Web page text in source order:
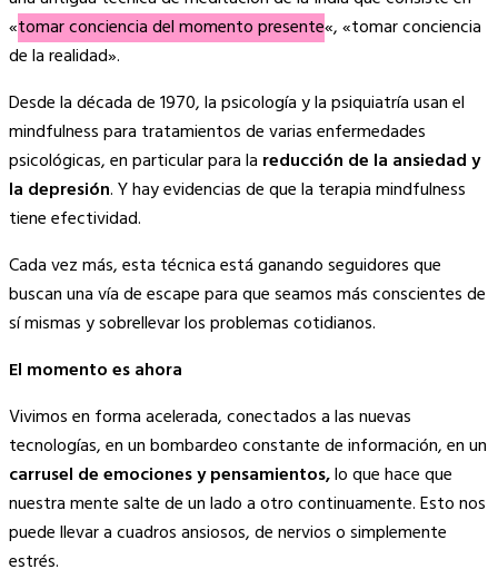
«tomar conciencia del momento presente«, «tomar conciencia
de la realidad».
Desde la década de 1970, la psicología y la psiquiatría usan el
mindfulness para tratamientos de varias enfermedades
psicológicas, en particular para la reducción de la ansiedad y
la depresión. Y hay evidencias de que la terapia mindfulness
tiene efectividad.
Cada vez más, esta técnica está ganando seguidores que
buscan una vía de escape para que seamos más conscientes de
sí mismas y sobrellevar los problemas cotidianos.
El momento es ahora
Vivimos en forma acelerada, conectados a las nuevas
tecnologías, en un bombardeo constante de información, en un
carrusel de emociones y pensamientos,lo que hace que
nuestra mente salte de un lado a otro continuamente. Esto nos
puede llevar a cuadros ansiosos, de nervios o simplemente
estrés.